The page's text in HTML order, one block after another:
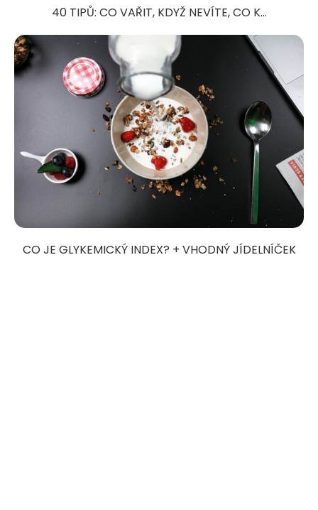
40 TIPŮ: CO VAŘIT, KDYŽ NEVÍTE, CO K...
CO JE GLYKEMICKÝ INDEX? + VHODNÝ JÍDELNÍČEK